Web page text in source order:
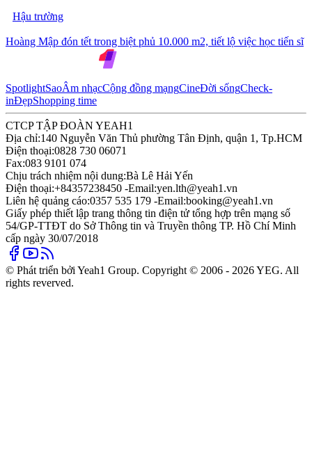
Hậu trường
Hoàng Mập đón tết trong biệt phủ 10.000 m2, tiết lộ việc học tiến sĩ
SpotlightSaoÂm nhạcCộng đồng mạngCineĐời sốngCheck-
inĐẹpShopping time
CTCP TẬP ĐOÀN YEAH1
Địa chỉ:140 Nguyễn Văn Thủ phường Tân Định, quận 1, Tp.HCM
Điện thoại:0828 730 06071
Fax:083 9101 074
Chịu trách nhiệm nội dung:Bà Lê Hải Yến
Điện thoại:+84357238450 -Email:yen.lth@yeah1.vn
Liên hệ quảng cáo:0357 535 179 -Email:booking@yeah1.vn
Giấy phép thiết lập trang thông tin điện tử tổng hợp trên mạng số
54/GP-TTĐT do Sở Thông tin và Truyền thông TP. Hồ Chí Minh
cấp ngày 30/07/2018
© Phát triển bởi Yeah1 Group. Copyright © 2006 - 2026 YEG. All
rights reverved.